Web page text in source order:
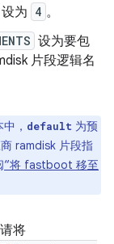
设为 4 。
设为要包
片段逻辑名
， default 为预
ramdisk 片段指
“将 fastboot 移至
将